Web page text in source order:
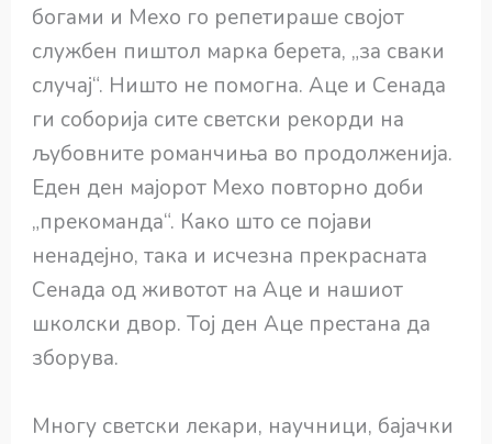
богами и Мехо го репетираше својот
службен пиштол марка берета, „за сваки
случај“. Ништо не помогна. Аце и Сенада
ги соборија сите светски рекорди на
љубовните романчиња во продолженија.
Еден ден мајорот Мехо повторно доби
„прекоманда“. Како што се појави
ненадејно, така и исчезна прекрасната
Сенада од животот на Аце и нашиот
школски двор. Тој ден Аце престана да
зборува.
Многу светски лекари, научници, бајачки